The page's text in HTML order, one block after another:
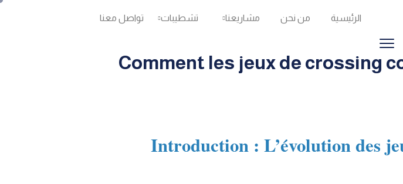
الرئيسية من نحن مشاريعنا تشطيبات تواصل معنا
Comment les jeux de crossing
1. Introduction : L’évolution des